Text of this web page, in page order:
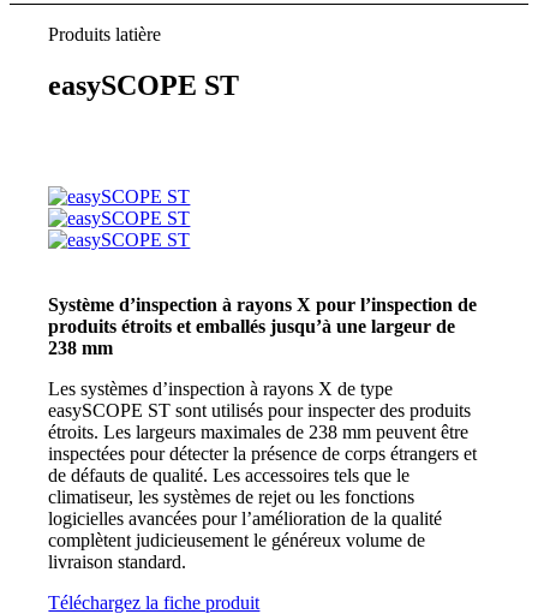
Produits latière
easySCOPE ST
Système d’inspection à rayons X pour l’inspection de
produits étroits et emballés jusqu’à une largeur de
238 mm
Les systèmes d’inspection à rayons X de type
easySCOPE ST sont utilisés pour inspecter des produits
étroits. Les largeurs maximales de 238 mm peuvent être
inspectées pour détecter la présence de corps étrangers et
de défauts de qualité. Les accessoires tels que le
climatiseur, les systèmes de rejet ou les fonctions
logicielles avancées pour l’amélioration de la qualité
complètent judicieusement le généreux volume de
livraison standard.
Téléchargez la fiche produit